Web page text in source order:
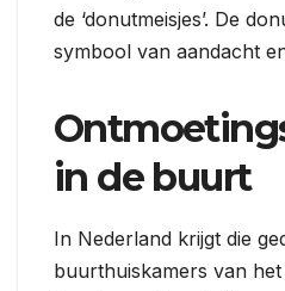
de ‘donutmeisjes’. De
symbool van aandacht
in de buurt
In Nederland krijgt die
buurthuiskamers van het